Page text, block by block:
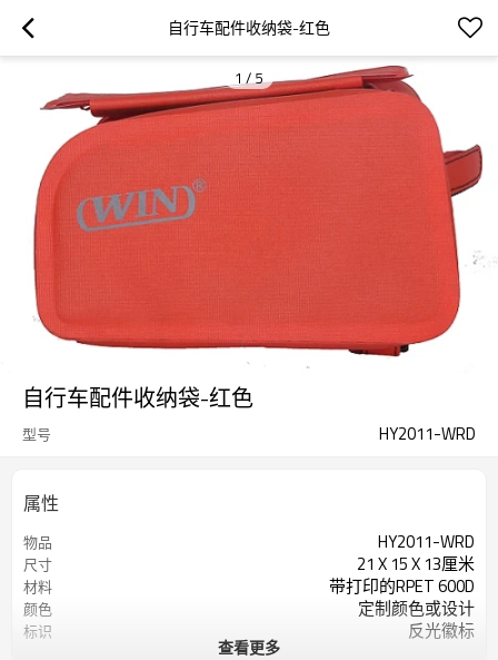
自行车配件收纳袋-红色
1/5
自行车配件收纳袋-红色
型号 HY2011-WRD
属性
物品 HY2011-WRD
尺寸 21 X 15 X 13厘米
材料 带打印的RPET 600D
颜色 定制颜色或设计
标识 反光徽标
查看更多